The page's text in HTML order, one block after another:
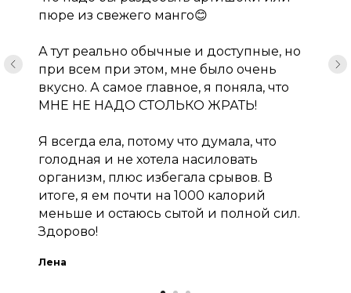
пюре из свежего манго😊
А тут реально обычные и доступные, но
при всем при этом, мне было очень
вкусно. А самое главное, я поняла, что
МНЕ НЕ НАДО СТОЛЬКО ЖРАТЬ!
Я всегда ела, потому что думала, что
голодная и не хотела насиловать
организм, плюс избегала срывов. В
итоге, я ем почти на 1000 калорий
меньше и остаюсь сытой и полной сил.
Здорово!
Лена